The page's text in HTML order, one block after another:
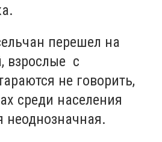
перешел на
взрослые с
не говорить,
среди населения
неоднозначная.